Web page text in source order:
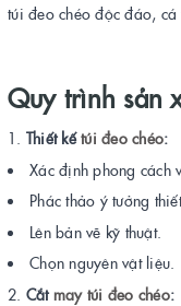
túi đeo chéo độc đáo,
Quy trình sản
Thiết kếtúi đeo chéo:
Xác định phong cách
Phác thảo ý tưởng
Lên bản vẽ kỹ thuật.
Chọn nguyên vật liệu.
Cắt may túi đeo chéo: